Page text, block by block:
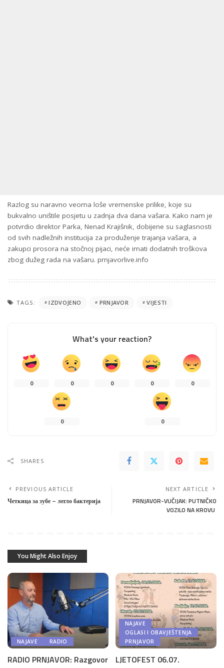
Razlog su naravno veoma loše vremenske prilike, koje su
bukvalno uništile posjetu u zadnja dva dana vašara. Kako nam je
potvrdio direktor Parka, Nenad Krajišnik, dobijene su saglasnosti
od svih nadležnih institucija za produženje trajanja vašara, a
zakupci prosora na stočnoj pijaci, neće imati dodatnih troškova
zbog dužeg rada na vašaru. prnjavorlive.info
TAGS: IZDVOJENO PRNJAVOR VIJESTI
What's your reaction?
0 0 0 0 0
0 0
SHARES
PREVIOUS ARTICLE
Четкица за зубе – легло бактерија
NEXT ARTICLE
PRNJAVOR-VUČIJAK: PUTNIČKO
VOZILO NA KROVU
You Might Also Enjoy
NAJAVE RADIO
RADIO PRNJAVOR: Razgovor
NAJAVE
OGLASI I OBAVJEŠTENJA
PRNJAVOR
LJETOFEST 06.07.